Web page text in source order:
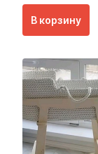
В корзину